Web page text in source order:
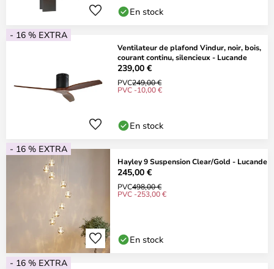
En stock
- 16 % EXTRA
Ventilateur de plafond Vindur, noir, bois,
courant continu, silencieux - Lucande
239,00 €
PVC249,00 €
PVC -10,00 €
En stock
- 16 % EXTRA
Hayley 9 Suspension Clear/Gold - Lucande
245,00 €
PVC498,00 €
PVC -253,00 €
En stock
- 16 % EXTRA